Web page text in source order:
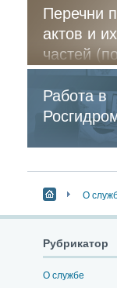
Перечни
актов и
частей
Работа в
О
Рубрикатор
О службе